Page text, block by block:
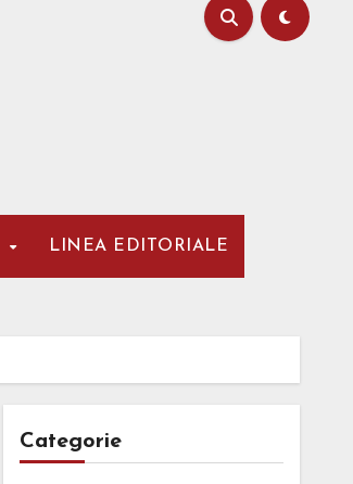
LINEA EDITORIALE
Categorie